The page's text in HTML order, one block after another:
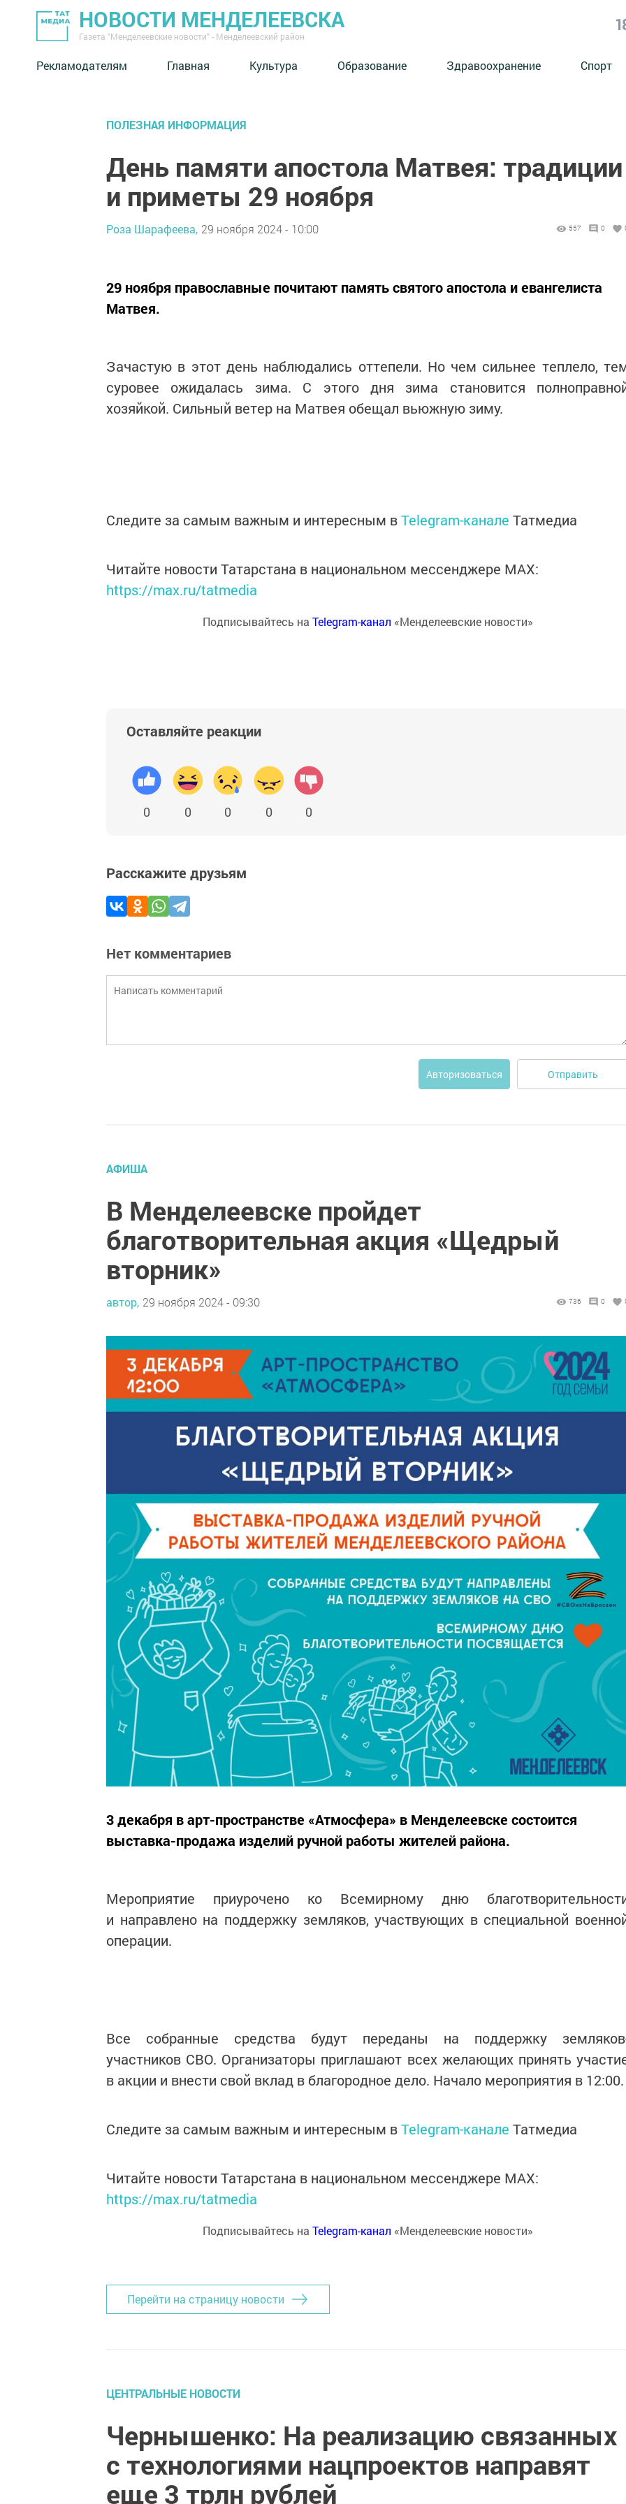
НОВОСТИ МЕНДЕЛЕЕВСКА
Газета "Менделеевские новости" - Менделеевский район
Рекламодателям Главная Культура Образование Здравоохранение Спорт
ПОЛЕЗНАЯ ИНФОРМАЦИЯ
День памяти апостола Матвея: традиции
и приметы 29 ноября
Роза Шарафеева, 29 ноября 2024 - 10:00 557 0
29 ноября православные почитают память святого апостола и евангелиста
Матвея.
Зачастую в этот день наблюдались оттепели. Но чем сильнее теплело,
суровее ожидалась зима. С этого дня зима становится
хозяйкой. Сильный ветер на Матвея обещал вьюжную зиму.
Следите за самым важным и интересным вTelegram-канале Татмедиа
Читайте новости Татарстана в национальном мессенджере MАХ:
https://max.ru/tatmedia
Подписывайтесь на Telegram-канал «Менделеевские новости»
Оставляйте реакции
0 0 0 0 0
Расскажите друзьям
Нет комментариев
Авторизоваться Отправить
АФИША
В Менделеевске пройдет
благотворительная акция «Щедрый
вторник»
автор, 29 ноября 2024 - 09:30 736 0
3 декабря в арт-пространстве «Атмосфера» в Менделеевске состоится
выставка-продажа изделий ручной работы жителей района.
Мероприятие приурочено ко Всемирному дню
и направлено на поддержку земляков, участвующих в специальной
операции.
Все собранные средства будут переданы на поддержку
участников СВО. Организаторы приглашают всех желающих принять
в акции и внести свой вклад в благородное дело. Начало мероприятия в 12:00.
Следите за самым важным и интересным вTelegram-канале Татмедиа
Читайте новости Татарстана в национальном мессенджере MАХ:
https://max.ru/tatmedia
Подписывайтесь на Telegram-канал «Менделеевские новости»
Перейти на страницу новости
ЦЕНТРАЛЬНЫЕ НОВОСТИ
Чернышенко: На реализацию связанных
с технологиями нацпроектов направят
еще 3 трлн рублей